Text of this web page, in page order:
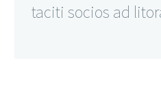
taciti socios ad